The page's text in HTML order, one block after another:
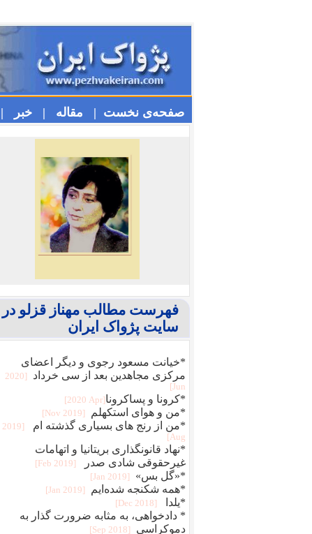
صفحه‌ی نخست | مقاله | خبر |
فهرست مطالب مهناز قزلو در
سایت پژواک ایران
*خیانت مسعود رجوی و دیگر اعضای
مرکزی مجاهدین بعد از سی خرداد
[2020
Jun]
*کرونا و پساکرونا‎[2020 Apr]
*من و هوای استکهلم [2019 Nov]
*من از رنج هاى بسيارى گذشته ام
[2019
Aug]
*نهاد قانونگذاری بریتانیا و اتهامات
غیرحقوقی شادی صدر
[2019 Feb]
*«گل بس» [2019 Jan]
*همه شکنجه شده‌ایم [2019 Jan]
*یلدا [2018 Dec]
* دادخواهی، به مثابه ضرورت گذار به
دموکراسی
[2018 Sep]